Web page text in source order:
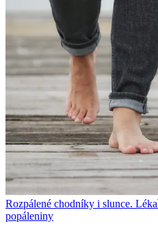
Rozpálené chodníky i slunce.
popáleniny